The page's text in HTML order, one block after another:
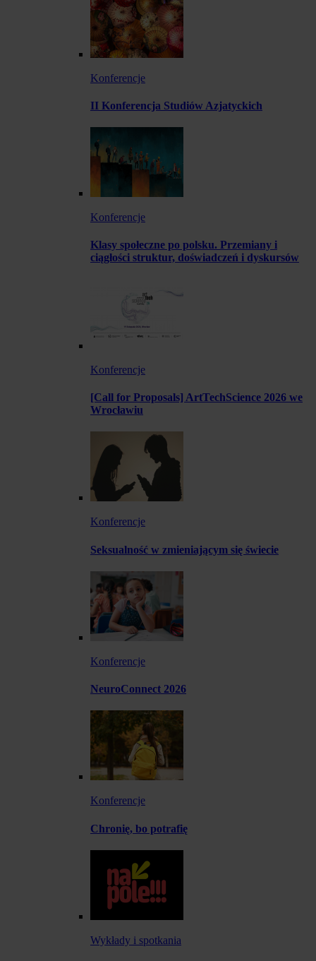
Konferencje
II Konferencja Studiów Azjatyckich
Konferencje
Klasy społeczne po polsku. Przemiany i
ciągłości struktur, doświadczeń i dyskursów
Konferencje
[Call for Proposals] ArtTechScience 2026 we
Wrocławiu
Konferencje
Seksualność w zmieniającym się świecie
Konferencje
NeuroConnect 2026
Konferencje
Chronię, bo potrafię
Wykłady i spotkania